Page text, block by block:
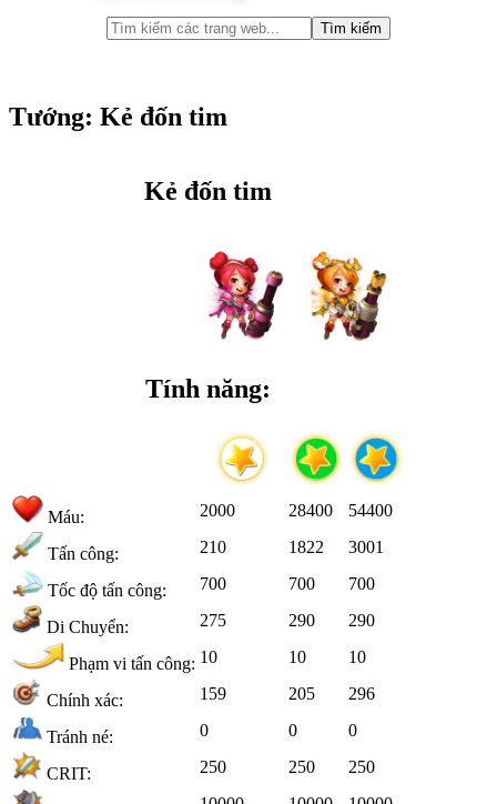
Tướng: Kẻ đốn tim
Kẻ đốn tim
Tính năng:
Máu: 2000 28400 54400
Tấn công: 210 1822 3001
Tốc độ tấn công: 700 700 700
Di Chuyển: 275 290 290
Phạm vi tấn công: 10 10 10
Chính xác: 159 205 296
Tránh né: 0 0 0
CRIT: 250 250 250